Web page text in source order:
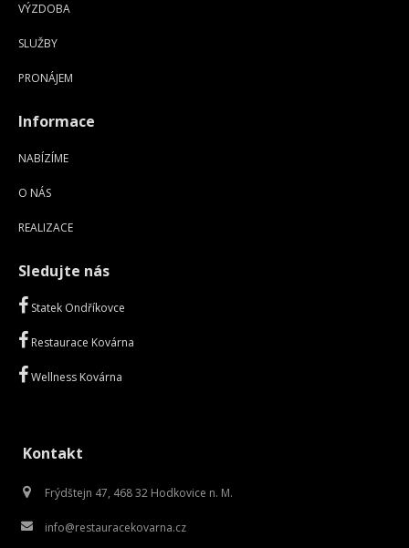
VÝZDOBA
SLUŽBY
PRONÁJEM
Informace
NABÍZÍME
O NÁS
REALIZACE
Sledujte nás
Statek Ondříkovce
Restaurace Kovárna
Wellness Kovárna
Kontakt
Frýdštejn 47, 468 32 Hodkovice n. M.
info@restauracekovarna.cz